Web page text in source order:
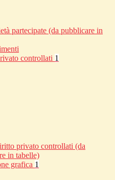
partecipate (da pubblicare in
controllati 1
privato controllati (da
in tabelle)
grafica 1